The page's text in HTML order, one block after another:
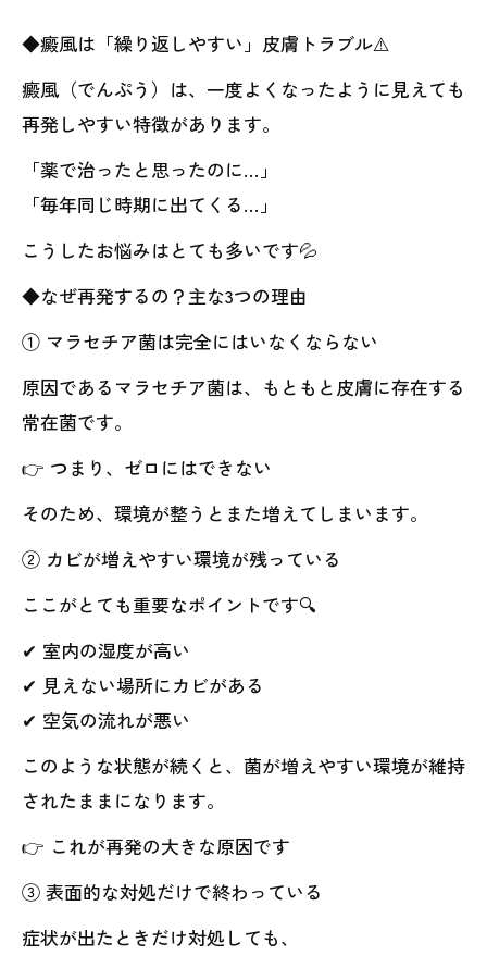
◆癜風は「繰り返しやすい」皮膚トラブル⚠️
癜風（でんぷう）は、一度よくなったように見えても
再発しやすい特徴があります。
「薬で治ったと思ったのに…」
「毎年同じ時期に出てくる…」
こうしたお悩みはとても多いです💦
◆なぜ再発するの？主な3つの理由
① マラセチア菌は完全にはいなくならない
原因であるマラセチア菌は、もともと皮膚に存在する
常在菌です。
👉 つまり、ゼロにはできない
そのため、環境が整うとまた増えてしまいます。
② カビが増えやすい環境が残っている
ここがとても重要なポイントです🔍
✔ 室内の湿度が高い
✔ 見えない場所にカビがある
✔ 空気の流れが悪い
このような状態が続くと、菌が増えやすい環境が維持
されたままになります。
👉 これが再発の大きな原因です
③ 表面的な対処だけで終わっている
症状が出たときだけ対処しても、